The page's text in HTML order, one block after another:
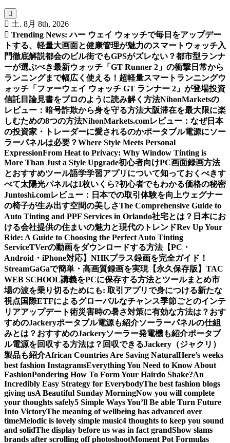
土. 8月 8th, 2026
Trending News: ハー ウェイ ウォッチで毎日をアップデー
トする、軽量大画面と健康管理が魅力のスマートウォッチ入
門徹底解説都会のビル街でもGPSがズレない？都市型ランナ
ーが選ぶべき最新ウォッチ「GT Runner 2」の衝撃 日常から
ランニングまで幅広く使える！超軽量スマートランニングウ
ォッチ「ファーウェイ ウォッチ GT ランナー 2」が登場投資
信託目論見書をプロのように読み解く方法NihonMarketsの
レビュー：暗号詐欺から身を守る方法大阪滞在を最大限に楽
しむための8つの方法NihonMarkets.comレビュー：なぜ日本
の投資家・トレーダーに愛されるのかポータブル電源にソー
ラーパネルは必要？Where Style Meets Personal
ExpressionFrom Heat to Privacy: Why Window Tinting is
More Than Just a Style Upgrade初心者向けPC画面録画方法
とおすすめツール語学学習アプリについて知っておくべきす
べて太陽光パネルは1枚いくら?初心者でもわかる価格の秘密
Juntoshi.comレビュー：日本での取引体験を向上ウェグナー
の椅子が生み出す空間の美しさThe Comprehensive Guide to
Auto Tinting and PPF Services in Orlando社宅とは？日本にお
ける会社提供の住まいの魅力と現代のトレンドRev Up Your
Ride: A Guide to Choosing the Perfect Auto Tinting
ServiceTVerの動画をダウンロードする方法【PC・
Android・iPhone対応】 NHKプラス録画を完全ガイド！
StreamGaGaで簡単・高画質録画を実現【永久保存版】TAC
WEB SCHOOL講義をPCに保存する方法とツールまとめ市
場の波を乗り切るためにも: 取引アプリで身につける新たな
視点 国際ETFによるグローバルなチャンス季節ごとのインテ
リアアップデート術災害時の暑さ対策に有効な方法は？おす
すめのJackeryポータブル電源も紹介ソーラーパネルの仕組
みとは？おすすめのJackeryソーラー発電機も紹介ポータブ
ル電源を回収する方法は？回収できるJackery（ジャクリ）
製品も紹介African Countries Are Saving NaturalHere’s weeks
best fashion InstagramsEverything You Need to Know About
FashionPondering How To Form Your Hairdo Shake?An
Incredibly Easy Strategy for EverybodyThe best fashion blogs
giving usA Beautiful Sunday MorningNow you will complete
your thoughts safely5 Simple Ways You’ll Be able Turn Future
Into VictoryThe meaning of wellbeing has advanced over
timeMelodic is lovely simple music4 thoughts to keep you sound
and solidThe display before us was in fact grandShow slams
brands after scrolling off photoshootMoment Pot Formulas